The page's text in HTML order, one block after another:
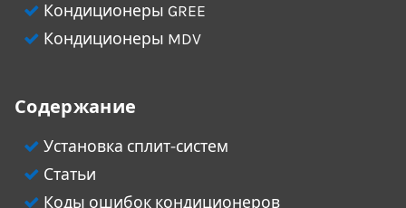
Кондиционеры GREE
Кондиционеры MDV
Содержание
Установка сплит-систем
Статьи
Коды ошибок кондиционеров